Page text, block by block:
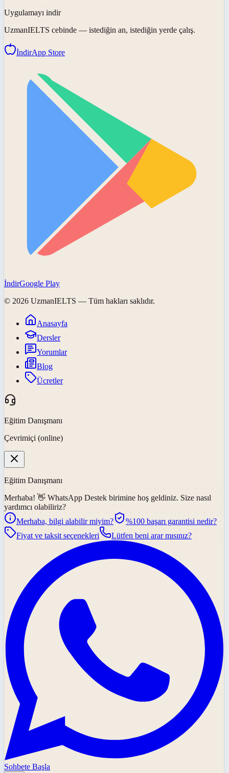
Uygulamayı indir
UzmanIELTS cebinde — istediğin an, istediğin yerde çalış.
İndirApp Store
İndirGoogle Play
© 2026 UzmanIELTS — Tüm hakları saklıdır.
Anasayfa
Dersler
Yorumlar
Blog
Ücretler
Eğitim Danışmanı
Çevrimiçi (online)
Eğitim Danışmanı
Merhaba! 👋 WhatsApp Destek birimine hoş geldiniz. Size nasıl
yardımcı olabiliriz?
Merhaba, bilgi alabilir miyim?
%100 başarı garantisi nedir?
Fiyat ve taksit seçenekleri
Lütfen beni arar mısınız?
Sohbete Başla